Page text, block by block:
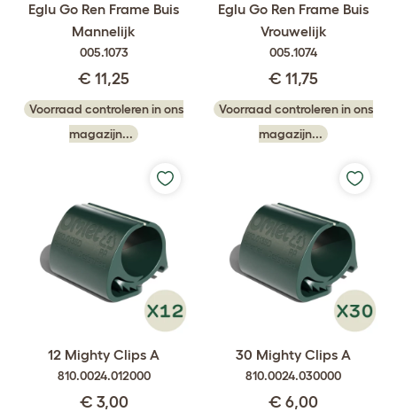
Eglu Go Ren Frame Buis
Mannelijk
005.1073
€ 11,25
Voorraad controleren in ons
magazijn...
Eglu Go Ren Frame Buis
Vrouwelijk
005.1074
€ 11,75
Voorraad controleren in ons
magazijn...
12 Mighty Clips A
810.0024.012000
€ 3,00
30 Mighty Clips A
810.0024.030000
€ 6,00